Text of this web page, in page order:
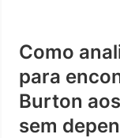
Como
para
Burton
sem